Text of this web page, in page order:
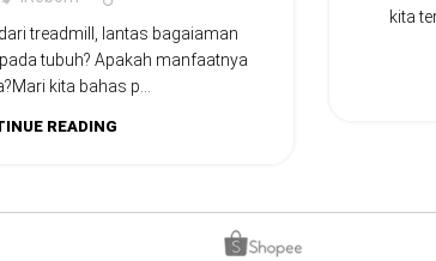
treadmill, lantas bagaiaman
tubuh? Apakah manfaatnya
kita bahas p...
READING
kita